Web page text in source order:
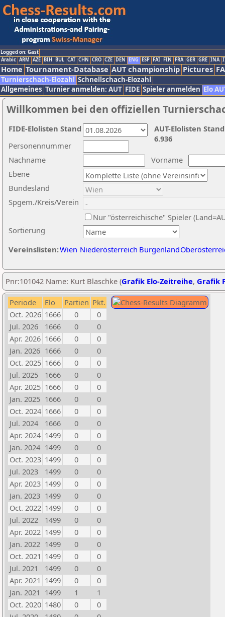
Logged on: Gast
Arabic ARM AZE BIH BUL CAT CHN CRO CZE DEN ENG ESP FAI FIN FRA GER GRE INA
Home Tournament-Database AUT championship Pictures
Turnierschach-Elozahl Schnellschach-Elozahl
Allgemeines Turnier anmelden: AUT FIDE Spieler anmelden Elo
Willkommen bei den offiziellen
Nachname
Vorname
Ebene
Sortierung
Personennummer
Bundesland
Spgem./Kreis/Verein
Nur "österreichische" Spieler
Vereinslisten:Wien Niederösterreich Burgenland
AUT-Elolisten
6.936
FIDE-Elolisten Stand
Pnr:101042 Name: Kurt Blaschke (Grafik Elo-Zeitreihe, Grafik
Periode Elo Partien Pkt.
Oct. 2026 1666 0
0
Jul. 2026
1666 0
0
Apr. 2026 1666 0
0
Jan. 2026 1666 0
0
Oct. 2025 1666 0
0
Jul. 2025
1666 0
0
Apr. 2025 1666 0
0
Jan. 2025 1666 0
0
Oct. 2024 1666 0
0
Jul. 2024
1666 0
0
Apr. 2024 1499 0
0
Jan. 2024 1499 0
0
Oct. 2023 1499 0
0
Jul. 2023
1499 0
0
Apr. 2023 1499 0
0
Jan. 2023 1499 0
0
Oct. 2022 1499 0
0
Jul. 2022
1499 0
0
Apr. 2022 1499 0
0
Jan. 2022 1499 0
0
Oct. 2021 1499 0
0
Jul. 2021
1499 0
0
Apr. 2021 1499 0
0
Jan. 2021 1499 1
1
Oct. 2020 1480 0
0